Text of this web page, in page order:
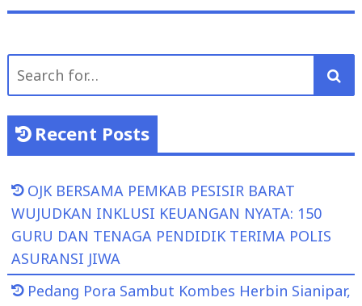
Recent Posts
OJK BERSAMA PEMKAB PESISIR BARAT
WUJUDKAN INKLUSI KEUANGAN NYATA: 150
GURU DAN TENAGA PENDIDIK TERIMA POLIS
ASURANSI JIWA
Pedang Pora Sambut Kombes Herbin Sianipar,